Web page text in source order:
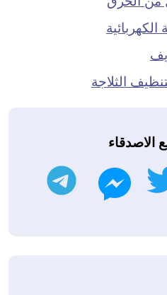
الثلاجة
الاصدقاء
تويتر ماسنجر